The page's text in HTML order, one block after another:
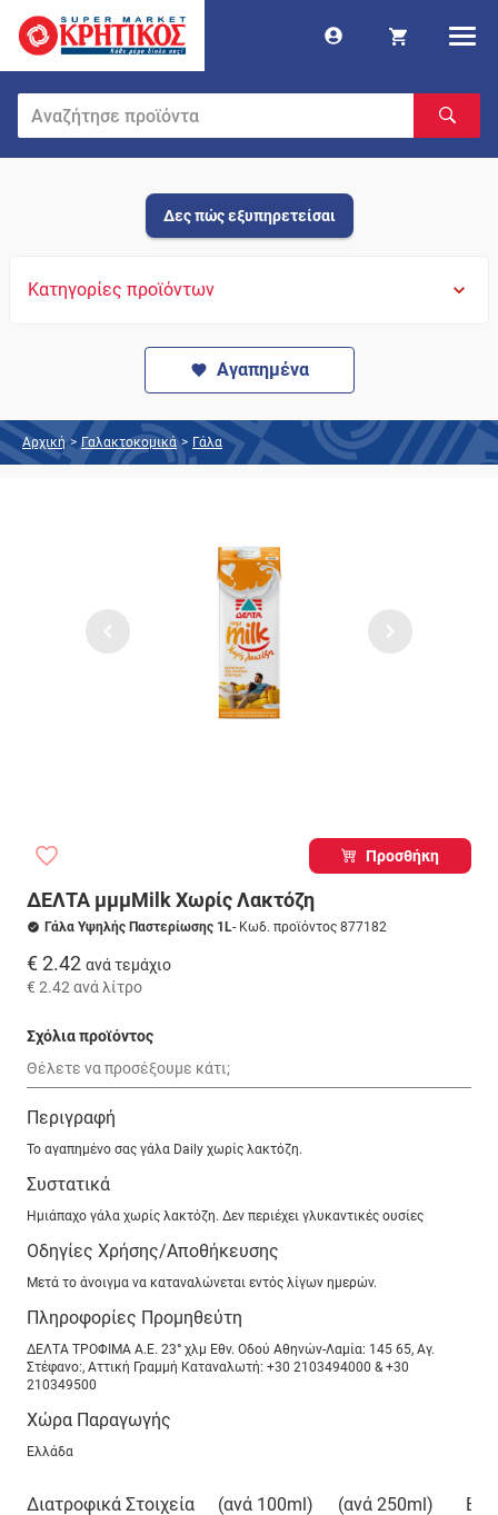
Δες πώς εξυπηρετείσαι
Κατηγορίες προϊόντων
Αγαπημένα
Αρχική > Γαλακτοκομικά > Γάλα
Προσθήκη
ΔΕΛΤΑ μμμMilk Χωρίς Λακτόζη
Γάλα Υψηλής Παστερίωσης 1L- Κωδ. προϊόντος 877182
€ 2.42 ανά τεμάχιο
€ 2.42 ανά λίτρο
Σχόλια προϊόντος
Περιγραφή
Το αγαπημένο σας γάλα Daily χωρίς λακτόζη.
Συστατικά
Ημιάπαχο γάλα χωρίς λακτόζη. Δεν περιέχει γλυκαντικές ουσίες
Οδηγίες Χρήσης/Αποθήκευσης
Μετά το άνοιγμα να καταναλώνεται εντός λίγων ημερών.
Πληροφορίες Προμηθεύτη
ΔΕΛΤΑ ΤΡΟΦΙΜΑ Α.Ε. 23° χλμ Εθν. Οδού Αθηνών-Λαμία: 145 65, Αγ.
Στέφανο:, Αττική Γραμμή Καταναλωτή: +30 2103494000 & +30
210349500
Χώρα Παραγωγής
Ελλάδα
Διατροφικά Στοιχεία (ανά 100ml) (ανά 250ml)